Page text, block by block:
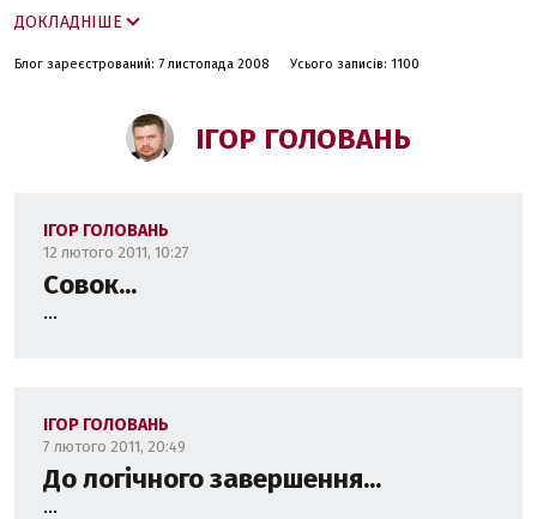
Закінчив Донецький державний університет за
спеціальністю "Правознавство". Кандидат юридичних
захисту прав суб’єктів підприємництва".
ДОКЛАДНІШЕ
Блог зареєстрований: 7 листопада 2008 Усього записів: 1100
ІГОР ГОЛОВАНЬ
ІГОР ГОЛОВАНЬ
12 лютого 2011, 10:27
Совок...
...
ІГОР ГОЛОВАНЬ
7 лютого 2011, 20:49
До логічного завершення...
...